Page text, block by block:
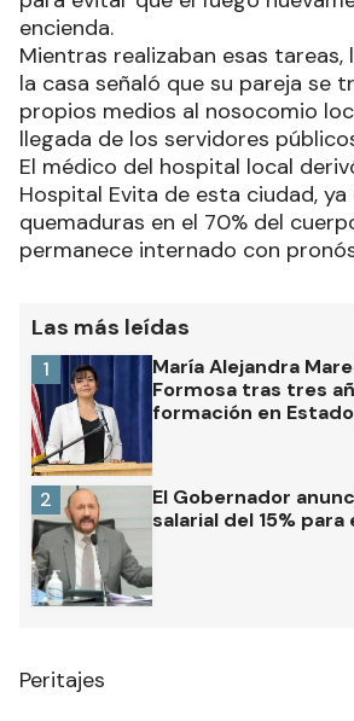
encienda.
Mientras realizaban esas
la casa señaló que su pareja se
propios medios al nosocomio
llegada de los servidores
El médico del hospital local
Hospital Evita de esta ciudad,
quemaduras en el 70% del
permanece internado con
Las más leídas
María Alejandra
Formosa tras tres
formación en
1
El Gobernador
salarial del 15%
2
Peritajes